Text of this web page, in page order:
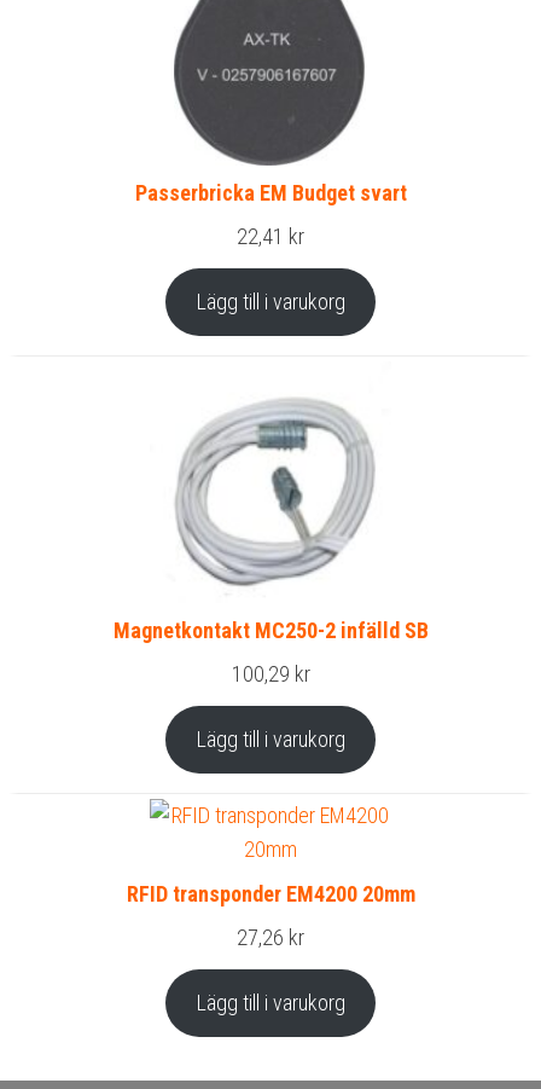
Passerbricka EM Budget svart
22,41 kr
Lägg till i varukorg
Magnetkontakt MC250-2 infälld SB
100,29 kr
Lägg till i varukorg
RFID transponder EM4200 20mm
27,26 kr
Lägg till i varukorg